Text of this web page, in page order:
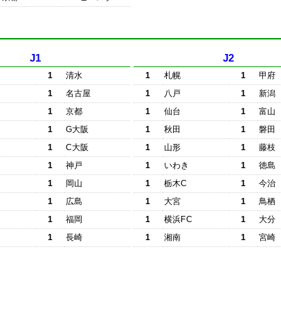
J1
1
清水
1
名古屋
1
京都
1
G大阪
1
C大阪
1
神戸
1
岡山
1
広島
1
福岡
1 長崎
J2
1 札幌 1
甲府
1
八戸 1
新潟
1
仙台 1
富山
1
秋田 1
磐田
1
山形 1
藤枝
1
いわき 1
徳島
1
栃木C 1
今治
1
大宮 1
鳥栖
1
横浜FC 1
大分
1
湘南 1 宮崎